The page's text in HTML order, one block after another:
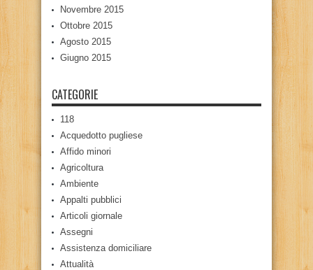
Novembre 2015
Ottobre 2015
Agosto 2015
Giugno 2015
CATEGORIE
118
Acquedotto pugliese
Affido minori
Agricoltura
Ambiente
Appalti pubblici
Articoli giornale
Assegni
Assistenza domiciliare
Attualità